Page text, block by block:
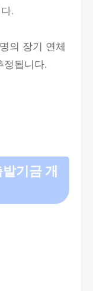
.
의 장기 연체
정됩니다.
기금 개